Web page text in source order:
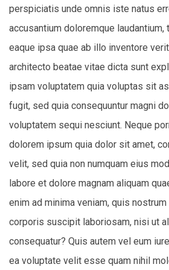
perspiciatis unde omnis iste natus
accusantium doloremque laudantium,
eaque ipsa quae ab illo inventore
architecto beatae vitae dicta sunt
ipsam voluptatem quia voluptas sit
fugit, sed quia consequuntur magni
voluptatem sequi nesciunt. Neque
dolorem ipsum quia dolor sit amet,
velit, sed quia non numquam eius
labore et dolore magnam aliquam
enim ad minima veniam, quis
corporis suscipit laboriosam, nisi ut
consequatur? Quis autem vel eum
ea voluptate velit esse quam nihil